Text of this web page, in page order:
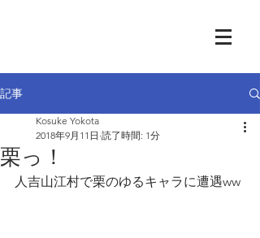
記事
栗っ！
Kosuke Yokota
2018年9月11日 読了時間: 1分
人吉山江村で栗のゆるキャラに遭遇ww